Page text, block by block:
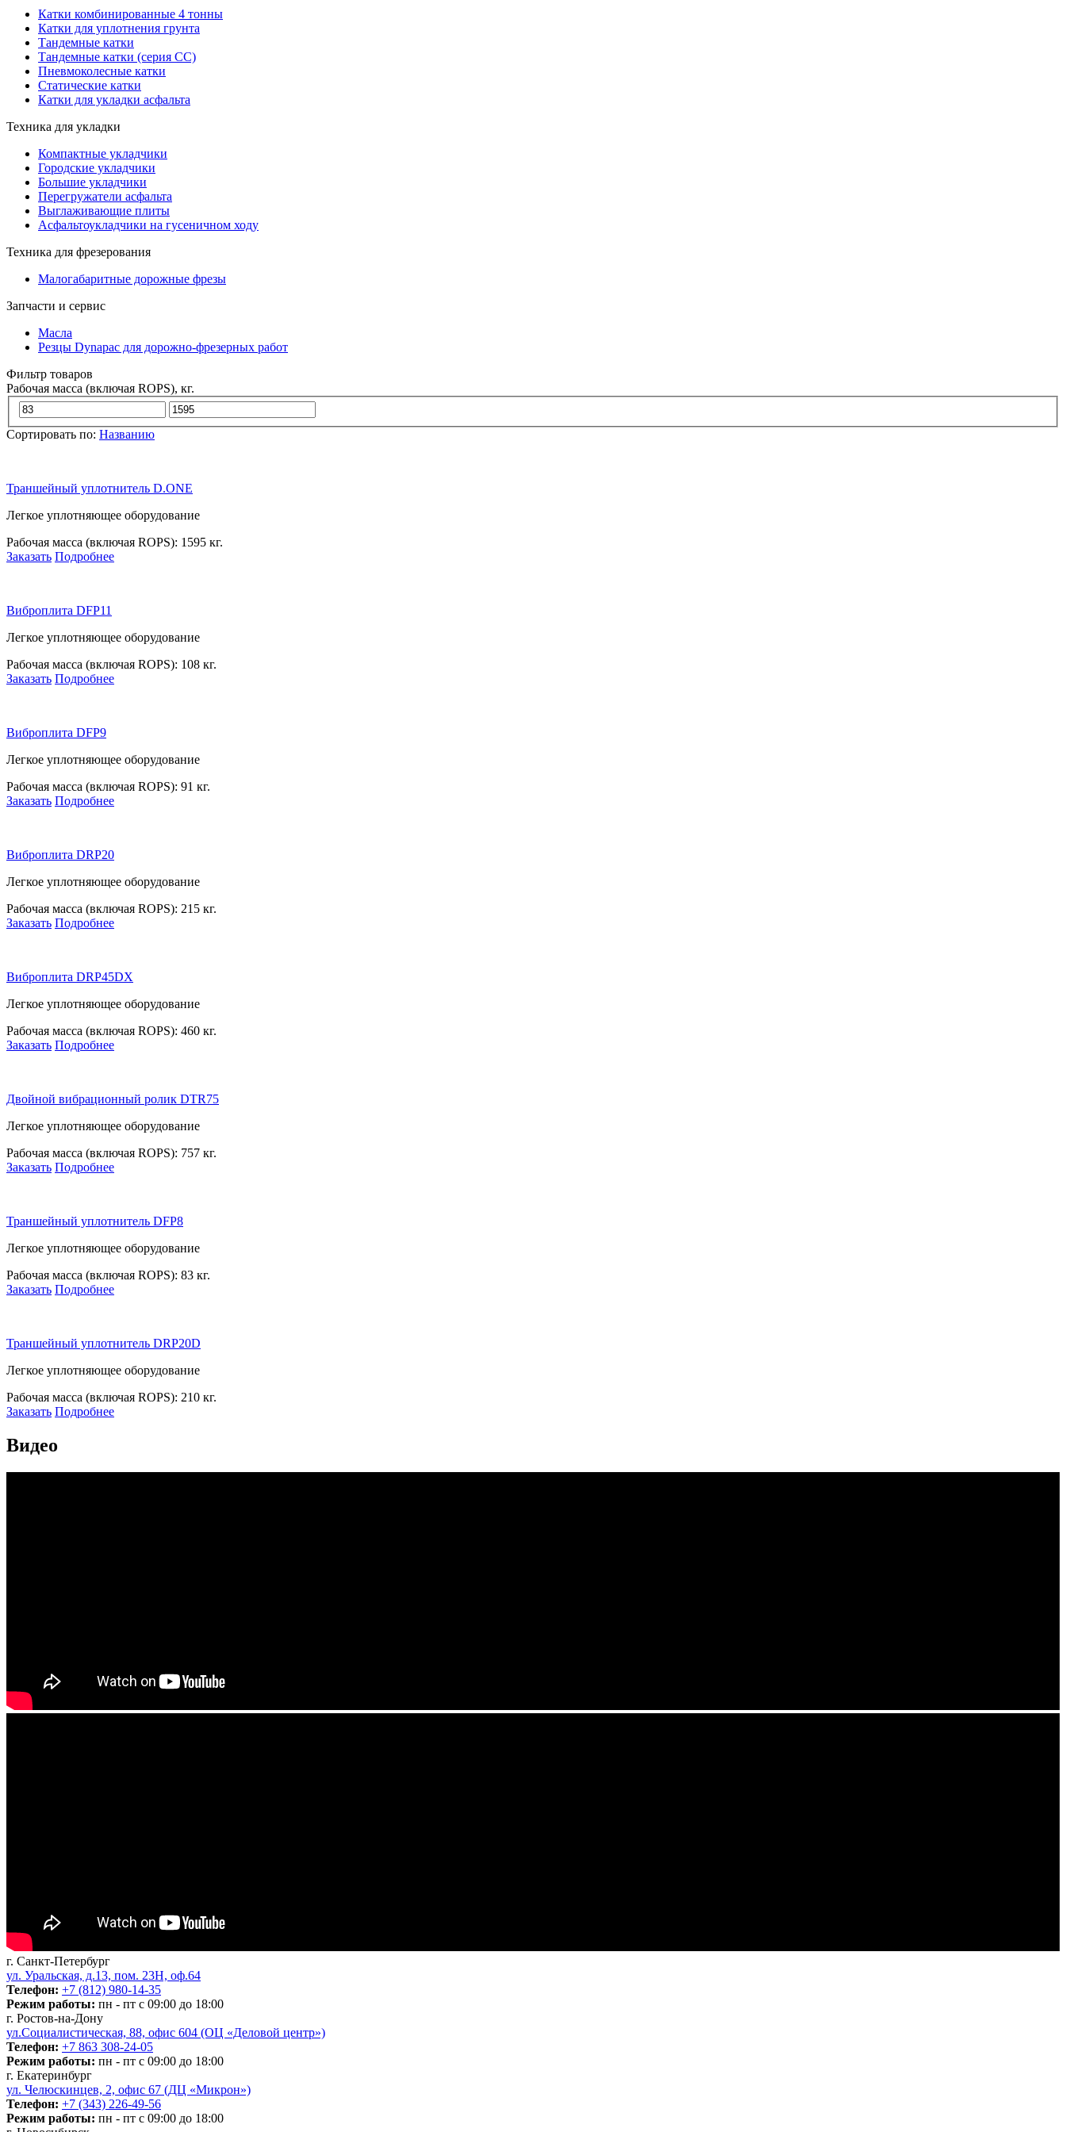
Катки комбинированные 4 тонны
Катки для уплотнения грунта
Тандемные катки
Тандемные катки (серия CC)
Пневмоколесные катки
Статические катки
Катки для укладки асфальта
Техника для укладки
Компактные укладчики
Городские укладчики
Большие укладчики
Перегружатели асфальта
Выглаживающие плиты
Асфальтоукладчики на гусеничном ходу
Техника для фрезерования
Малогабаритные дорожные фрезы
Запчасти и сервис
Масла
Резцы Dynapac для дорожно-фрезерных работ
Фильтр товаров
Рабочая масса (включая ROPS), кг.
Сортировать по: Названию
Траншейный уплотнитель D.ONE
Легкое уплотняющее оборудование
Рабочая масса (включая ROPS): 1595 кг.
Заказать Подробнее
Виброплита DFP11
Легкое уплотняющее оборудование
Рабочая масса (включая ROPS): 108 кг.
Заказать Подробнее
Виброплита DFP9
Легкое уплотняющее оборудование
Рабочая масса (включая ROPS): 91 кг.
Заказать Подробнее
Виброплита DRP20
Легкое уплотняющее оборудование
Рабочая масса (включая ROPS): 215 кг.
Заказать Подробнее
Виброплита DRP45DX
Легкое уплотняющее оборудование
Рабочая масса (включая ROPS): 460 кг.
Заказать Подробнее
Двойной вибрационный ролик DTR75
Легкое уплотняющее оборудование
Рабочая масса (включая ROPS): 757 кг.
Заказать Подробнее
Траншейный уплотнитель DFP8
Легкое уплотняющее оборудование
Рабочая масса (включая ROPS): 83 кг.
Заказать Подробнее
Траншейный уплотнитель DRP20D
Легкое уплотняющее оборудование
Рабочая масса (включая ROPS): 210 кг.
Заказать Подробнее
Видео
г. Санкт-Петербург
ул. Уральская, д.13, пом. 23Н, оф.64
Телефон: +7 (812) 980-14-35
Режим работы: пн - пт с 09:00 до 18:00
г. Ростов-на-Дону
ул.Социалистическая, 88, офис 604 (ОЦ «Деловой центр»)
Телефон: +7 863 308-24-05
Режим работы: пн - пт с 09:00 до 18:00
г. Екатеринбург
ул. Челюскинцев, 2, офис 67 (ДЦ «Микрон»)
Телефон: +7 (343) 226-49-56
Режим работы: пн - пт с 09:00 до 18:00